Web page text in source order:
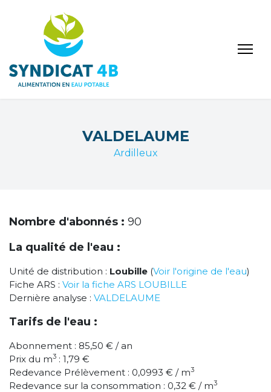
VALDELAUME
Ardilleux
Nombre d'abonnés : 90
La qualité de l'eau :
Unité de distribution : Loubille (Voir l'origine de l'eau)
Fiche ARS : Voir la fiche ARS LOUBILLE
Dernière analyse : VALDELAUME
Tarifs de l'eau :
Abonnement : 85,50 € / an
Prix du m3 : 1,79 €
Redevance Prélèvement : 0,0993 € / m3
Redevance sur la consommation : 0,32 € / m3